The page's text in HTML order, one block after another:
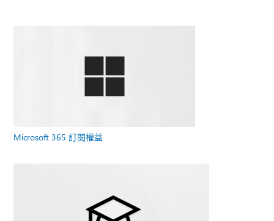
Microsoft 365 訂閱權益